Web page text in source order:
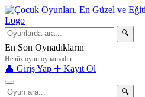
🔍
En Son Oynadıkların
Henüz oyun oynamadın.
👤 Giriş Yap ➕ Kayıt Ol
🔍